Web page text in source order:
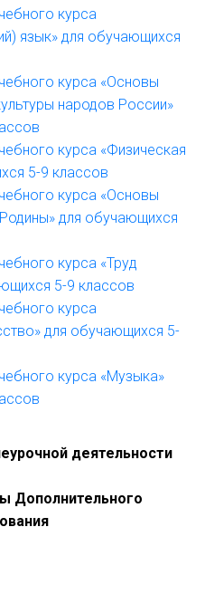
курса
язык» для обучающихся
курса «Основы
народов России»
курса «Физическая
5-9 классов
курса «Основы
для обучающихся
курса «Труд
5-9 классов
курса
для обучающихся 5-
курса «Музыка»
деятельности
Дополнительного